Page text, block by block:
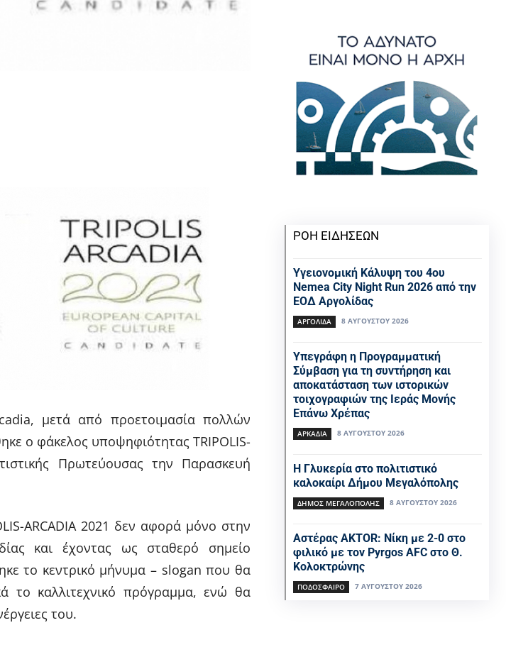
μετά από προετοιμασία πολλών
ο φάκελος υποψηφιότητας TRIPOLIS-
Πρωτεύουσας την Παρασκευή
ARCADIA 2021 δεν αφορά μόνο στην
και έχοντας ως σταθερό σημείο
το κεντρικό μήνυμα – slogan που θα
το καλλιτεχνικό πρόγραμμα, ενώ θα
του.
ΡΟΗ ΕΙΔΗΣΕΩΝ
Υγειονομική Κάλυψη του 4ου
Nemea City Night Run 2026 από την
ΕΟΔ Αργολίδας
ΑΡΓΟΛΙΔΑ 8 ΑΥΓΟΎΣΤΟΥ 2026
Υπεγράφη η Προγραμματική
Σύμβαση για τη συντήρηση και
αποκατάσταση των ιστορικών
τοιχογραφιών της Ιεράς Μονής
Επάνω Χρέπας
ΑΡΚΑΔΙΑ 8 ΑΥΓΟΎΣΤΟΥ 2026
Η Γλυκερία στο πολιτιστικό
καλοκαίρι Δήμου Μεγαλόπολης
ΔΉΜΟΣ ΜΕΓΑΛΌΠΟΛΗΣ 8 ΑΥΓΟΎΣΤΟΥ 2026
Αστέρας AKTOR: Νίκη με 2-0 στο
φιλικό με τον Pyrgos AFC στο Θ.
Κολοκτρώνης
ΠΟΔΌΣΦΑΙΡΟ 7 ΑΥΓΟΎΣΤΟΥ 2026